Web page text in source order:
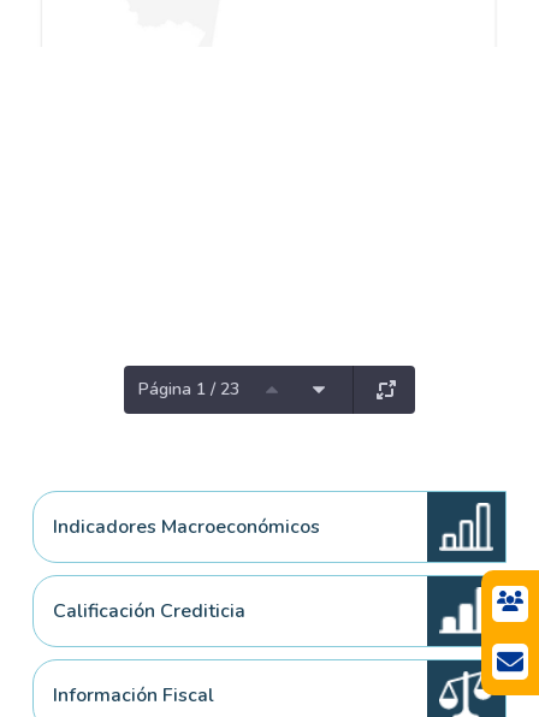
Página 1 / 23
Indicadores Macroeconómicos
Calificación Crediticia
Información Fiscal